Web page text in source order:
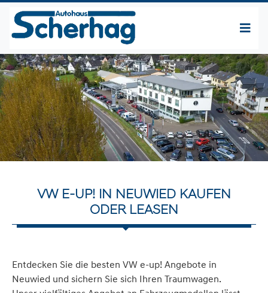
VW E-UP! IN NEUWIED KAUFEN
ODER LEASEN
Entdecken Sie die besten VW e-up! Angebote in
Neuwied und sichern Sie sich Ihren Traumwagen.